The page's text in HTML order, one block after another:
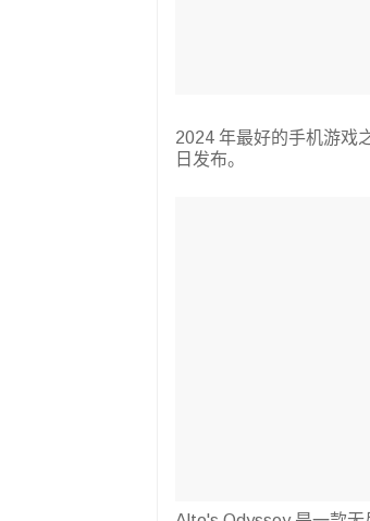
2024 年最好的手机游戏
日发布。